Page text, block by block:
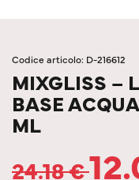
Codice articolo: D-216612
MIXGLISS –
BASE
ML
24.18€